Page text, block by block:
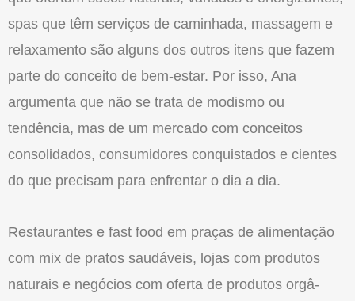
spas que têm serviços de caminhada, massagem e
relaxamento são alguns dos outros itens que fazem
parte do conceito de bem-estar. Por isso, Ana
argumenta que não se trata de modismo ou
tendência, mas de um mercado com conceitos
consolidados, consumidores conquistados e cientes
do que precisam para enfrentar o dia a dia.
Restaurantes e fast food em praças de alimentação
com mix de pratos sau­dáveis, lojas com produtos
naturais e negócios com oferta de produtos orgâ­